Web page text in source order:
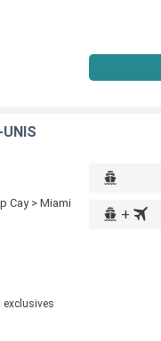
Cay > Miami
+